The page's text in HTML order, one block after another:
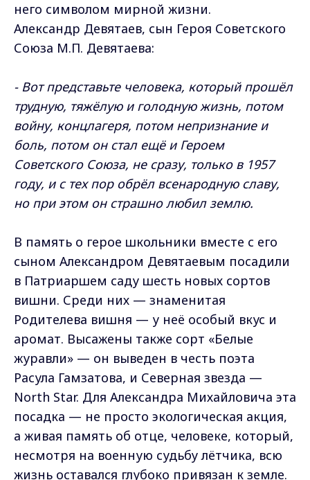
него символом мирной жизни.
Александр Девятаев, сын Героя Советского
Союза М.П. Девятаева:
- Вот представьте человека, который прошёл
трудную, тяжёлую и голодную жизнь, потом
войну, концлагеря, потом непризнание и
боль, потом он стал ещё и Героем
Советского Союза, не сразу, только в 1957
году, и с тех пор обрёл всенародную славу,
но при этом он страшно любил землю.
В память о герое школьники вместе с его
сыном Александром Девятаевым посадили
в Патриаршем саду шесть новых сортов
вишни. Среди них — знаменитая
Родителева вишня — у неё особый вкус и
аромат. Высажены также сорт «Белые
журавли» — он выведен в честь поэта
Расула Гамзатова, и Северная звезда —
North Star. Для Александра Михайловича эта
посадка — не просто экологическая акция,
а живая память об отце, человеке, который,
несмотря на военную судьбу лётчика, всю
жизнь оставался глубоко привязан к земле.